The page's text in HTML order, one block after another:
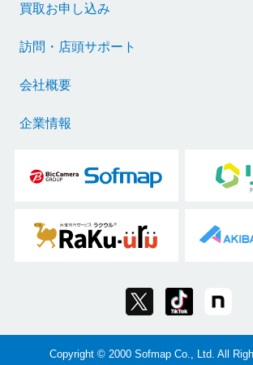
買取お申し込み
訪問・店頭サポート
会社概要
企業情報
Copyright © 2000 Sofmap Co., Ltd. All